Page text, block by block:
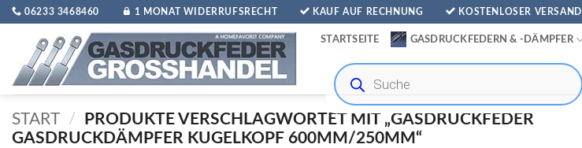
Zum
springen
06233 3468460 1 MONAT WIDERRUFSRECHT KAUF AUF RECHNUNG KOSTENLOSER VERSAND
STARTSEITE GASDRUCKFEDERN & -DÄMPFER
Products
search
START /
PRODUKTE VERSCHLAGWORTET MIT „GASDRUCKFEDER
GASDRUCKDÄMPFER KUGELKOPF 600MM/250MM“